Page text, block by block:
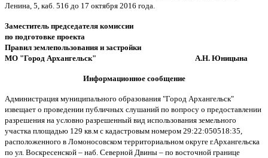
Ленина, 5, каб. 516 до 17 октября 2016 года.
Заместитель председателя комиссии
по подготовке проекта
Правил землепользования и застройки
МО "Город Архангельск" А.Н. Юницына
Информационное сообщение
Администрация муниципального образования "Город Архангельск"
извещает о проведении публичных слушаний по вопросу о предоставлении
разрешения на условно разрешенный вид использования земельного
участка площадью 129 кв.м с кадастровым номером 29:22:050518:35,
расположенного в Ломоносовском территориальном округе г.Архангельска
по ул. Воскресенской – наб. Северной Двины – по восточной границе